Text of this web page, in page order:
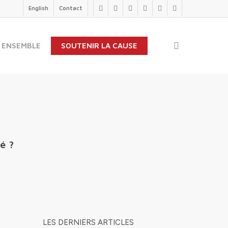
twitterfacebooklinkedinyoutubeinstagram
flickr
English Contact
SOUTENIR LA CAUSE
?
LES DERNIERS ARTICLES